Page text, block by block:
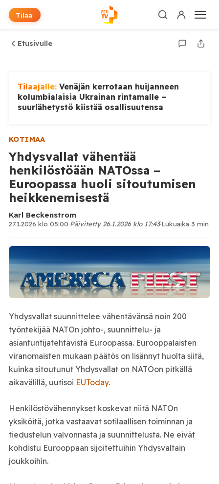
Tilaa
Etusivulle
Tilaajalle: Venäjän kerrotaan huijanneen
kolumbialaisia Ukrainan rintamalle –
suurlähetystö kiistää osallisuutensa
KOTIMAA
Yhdysvallat vähentää
henkilöstöään NATOssa –
Euroopassa huoli sitoutumisen
heikkenemisestä
Karl Beckenstrom
27.1.2026 klo 05:00·Päivitetty 26.1.2026 klo 17:43·Lukuaika 3 min
Yhdysvallat suunnittelee vähentävänsä noin 200
työntekijää NATOn johto-, suunnittelu- ja
asiantuntijatehtävistä Euroopassa. Eurooppalaisten
viranomaisten mukaan päätös on lisännyt huolta siitä,
kuinka sitoutunut Yhdysvallat on NATOon pitkällä
aikavälillä, uutisoi EUToday.
Henkilöstövähennykset koskevat niitä NATOn
yksiköitä, jotka vastaavat sotilaallisen toiminnan ja
tiedustelun valvonnasta ja suunnittelusta. Ne eivät
kohdistu Eurooppaan sijoitettuihin Yhdysvaltain
joukkoihin.